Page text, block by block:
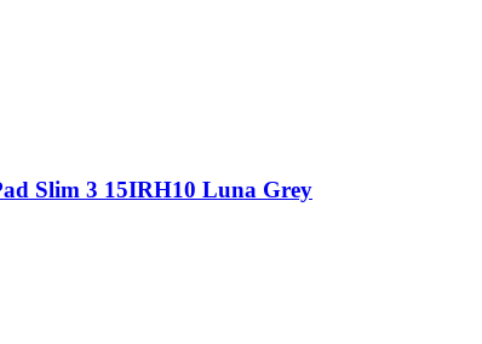
Slim 3 15IRH10 Luna Grey